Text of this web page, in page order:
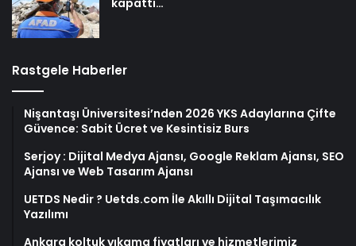
kapattı…
Rastgele Haberler
Nişantaşı Üniversitesi’nden 2026 YKS Adaylarına Çifte
Güvence: Sabit Ücret ve Kesintisiz Burs
Serjoy : Dijital Medya Ajansı, Google Reklam Ajansı, SEO
Ajansı ve Web Tasarım Ajansı
UETDS Nedir ? Uetds.com İle Akıllı Dijital Taşımacılık
Yazılımı
Ankara koltuk yıkama fiyatları ve hizmetlerimiz